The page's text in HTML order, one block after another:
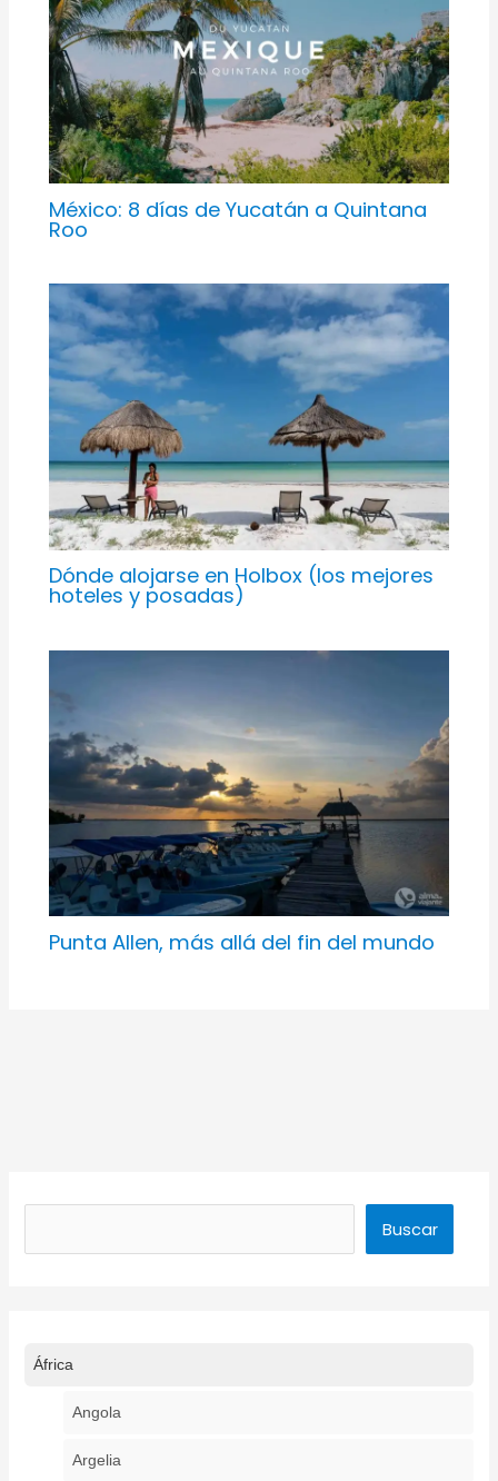
México: 8 días de Yucatán a Quintana
Roo
Dónde alojarse en Holbox (los mejores
hoteles y posadas)
Punta Allen, más allá del fin del mundo
Buscar
África
Angola
Argelia